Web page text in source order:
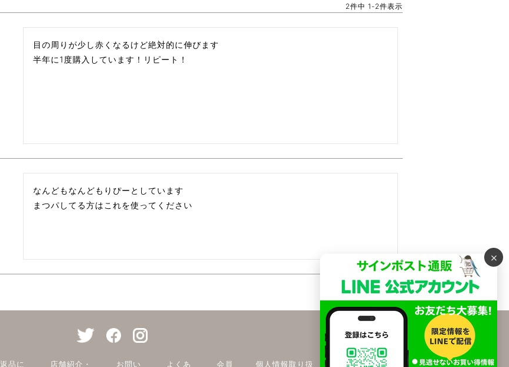
2件中 1 -2件表示
目の周りが少し赤くなるけど絶対的に伸びます
半年に1度購入しています！リピート！
なんどもなんどもりぴーとしています
まつパしてる方はこれを使ってください
件中 1-2件表示
返品に 店舗紹介・ お問い よくあ 会員 個人情報取り扱 特定商取引法に
×